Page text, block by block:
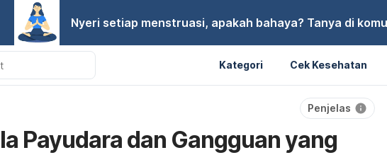
Nyeri setiap menstruasi, apakah bahaya? Tanya di
Kategori Cek Kesehatan
Penjelas
Payudara dan Gangguan yang